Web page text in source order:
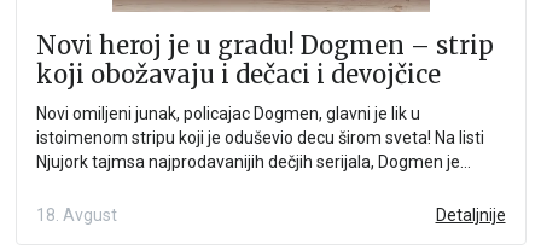
Novi heroj je u gradu! Dogmen – strip
koji obožavaju i dečaci i devojčice
Novi omiljeni junak, policajac Dogmen, glavni je lik u
istoimenom stripu koji je oduševio decu širom sveta! Na listi
Njujork tajmsa najprodavanijih dečjih serijala, Dogmen je
od 25 jezika, ovaj strip je protkan specifičnim humorom i
18. Avgust Detaljnije